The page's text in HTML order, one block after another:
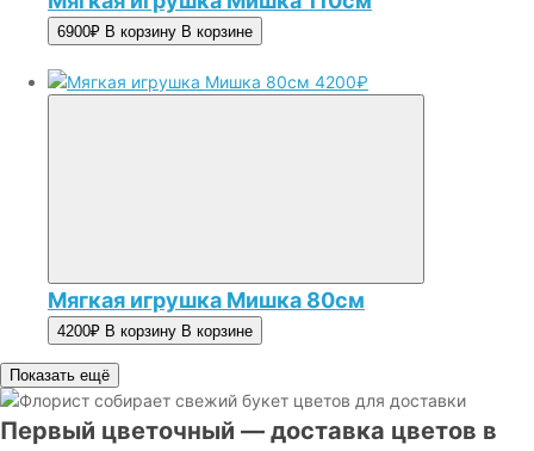
6900₽ В корзину В корзине
4200₽
Мягкая игрушка Мишка 80см
4200₽ В корзину В корзине
Показать ещё
Первый цветочный — доставка цветов в